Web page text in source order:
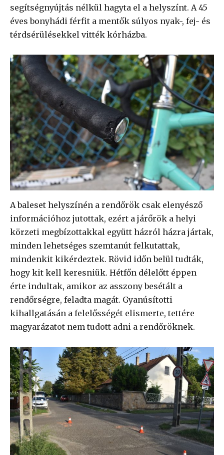
segítségnyújtás nélkül hagyta el a helyszínt. A 45
éves bonyhádi férfit a mentők súlyos nyak-, fej- és
térdsérülésekkel vitték kórházba.
A baleset helyszínén a rendőrök csak elenyésző
információhoz jutottak, ezért a járőrök a helyi
körzeti megbízottakkal együtt házról házra jártak,
minden lehetséges szemtanút felkutattak,
mindenkit kikérdeztek. Rövid időn belül tudták,
hogy kit kell keresniük. Hétfőn délelőtt éppen
érte indultak, amikor az asszony besétált a
rendőrségre, feladta magát. Gyanúsítotti
kihallgatásán a felelősségét elismerte, tettére
magyarázatot nem tudott adni a rendőröknek.